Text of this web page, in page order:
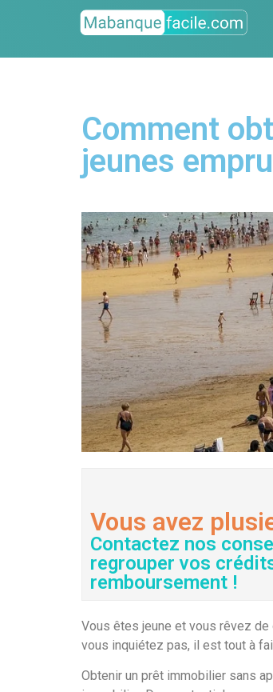
Comment
jeunes
Vous avez
Contactez nos
regrouper vos
remboursement !
Vous êtes jeune et vous rêvez de
vous inquiétez pas, il est tout à
Obtenir un prêt immobilier sans